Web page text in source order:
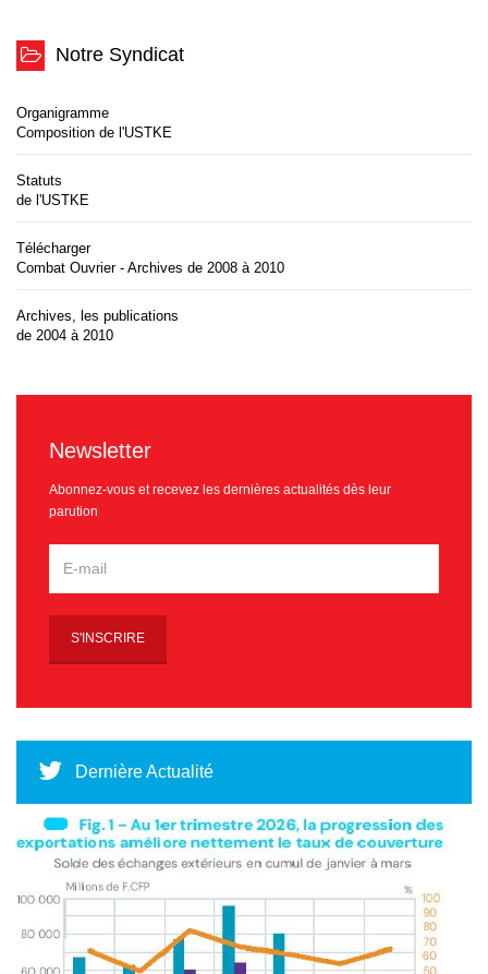
Notre Syndicat
Organigramme
Composition de l'USTKE
Statuts
de l'USTKE
Télécharger
Combat Ouvrier - Archives de 2008 à 2010
Archives, les publications
de 2004 à 2010
Newsletter
Abonnez-vous et recevez les dernières actualités dès leur
parution
Dernière Actualité